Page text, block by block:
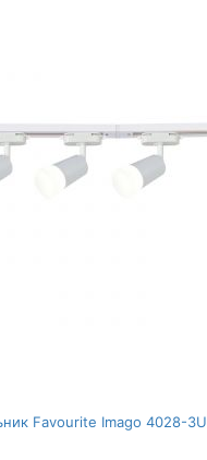
Favourite Imago 4028-3U